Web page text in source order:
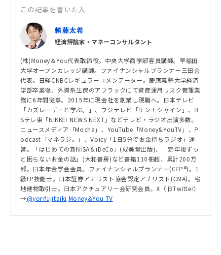
この記事を書いた人
頼藤太希
経済評論家・マネーコンサルタント
(株)Money＆You代表取締役。中央大学商学部客員講師。早稲田
大学オープンカレッジ講師。ファイナンシャルプランナー三田会
代表。日経CNBCレギュラーコメンテーター。慶應義塾大学経済
学部卒業後、外資系生保のアフラックにて資産運用リスク管理業
務に6年間従事。2015年に現会社を創業し現職へ。日本テレビ
「カズレーザーと学ぶ。」、フジテレビ「サン！シャイン」、B
Sテレ東「NIKKEI NEWS NEXT」などテレビ・ラジオ出演多数。
ニュースメディア「Mocha」、YouTube「Money&YouTV」、P
odcast「マネラジ。」、Voicy「1日5分でお金持ちラジオ」運
営。「はじめての新NISA＆iDeCo」(成美堂出版)、「定年後ずっ
と困らないお金の話」(大和書房)など書籍110冊超、累計200万
部。日本年金学会会員。ファイナンシャルプランナー(CFP®)。1
級FP技能士。日本証券アナリスト協会認定アナリスト(CMA)。宅
地建物取引士。日本アクチュアリー会研究会員。X（旧Twitter）
→@yorifujitaiki Money&You TV